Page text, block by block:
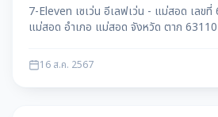
7-Eleven เซเว่น อีเลฟเว่น - แม่สอด เลข
แม่สอด อำเภอ แม่สอด จังหวัด ตาก 63110
16 ส.ค. 2567